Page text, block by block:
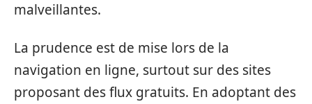
malveillantes.
La prudence est de mise lors de la
navigation en ligne, surtout sur des sites
proposant des flux gratuits. En adoptant des